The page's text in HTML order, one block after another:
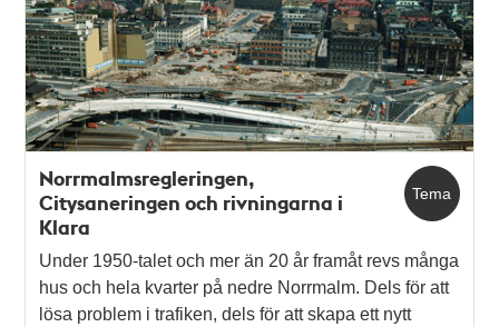
och
teman
Tema
Norrmalmsregleringen,
Citysaneringen och rivningarna i
Klara
Under 1950-talet och mer än 20 år framåt revs många
hus och hela kvarter på nedre Norrmalm. Dels för att
lösa problem i trafiken, dels för att skapa ett nytt